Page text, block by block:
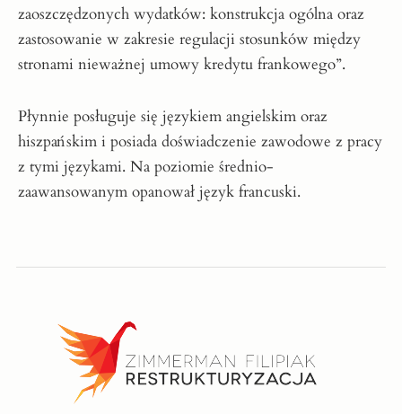
zaoszczędzonych wydatków: konstrukcja ogólna oraz
zastosowanie w zakresie regulacji stosunków między
stronami nieważnej umowy kredytu frankowego”.
Płynnie posługuje się językiem angielskim oraz
hiszpańskim i posiada doświadczenie zawodowe z pracy
z tymi językami. Na poziomie średnio-
zaawansowanym opanował język francuski.